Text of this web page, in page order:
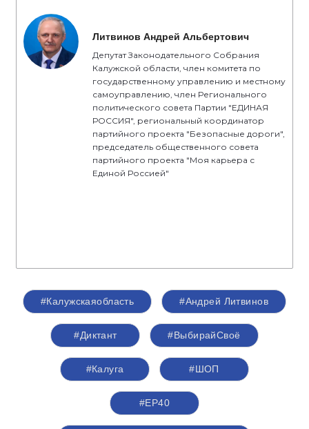
Литвинов Андрей Альбертович
Депутат Законодательного Собрания
Калужской области, член комитета по
государственному управлению и местному
самоуправлению, член Регионального
политического совета Партии "ЕДИНАЯ
РОССИЯ", региональный координатор
партийного проекта "Безопасные дороги",
председатель общественного совета
партийного проекта "Моя карьера с
Единой Россией"
#Калужскаяобласть #Андрей Литвинов
#Диктант #ВыбирайСвоё
#Калуга #ШОП
#ЕР40